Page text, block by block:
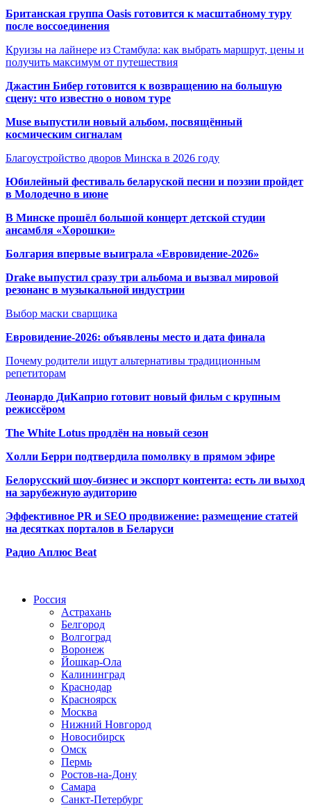
Британская группа Oasis готовится к масштабному туру
после воссоединения
Круизы на лайнере из Стамбула: как выбрать маршрут, цены и
получить максимум от путешествия
Джастин Бибер готовится к возвращению на большую
сцену: что известно о новом туре
Muse выпустили новый альбом, посвящённый
космическим сигналам
Благоустройство дворов Минска в 2026 году
Юбилейный фестиваль беларуской песни и поэзии пройдет
в Молодечно в июне
В Минске прошёл большой концерт детской студии
ансамбля «Хорошки»
Болгария впервые выиграла «Евровидение-2026»
Drake выпустил сразу три альбома и вызвал мировой
резонанс в музыкальной индустрии
Выбор маски сварщика
Евровидение-2026: объявлены место и дата финала
Почему родители ищут альтернативы традиционным
репетиторам
Леонардо ДиКаприо готовит новый фильм с крупным
режиссёром
The White Lotus продлён на новый сезон
Холли Берри подтвердила помолвку в прямом эфире
Белорусский шоу-бизнес и экспорт контента: есть ли выход
на зарубежную аудиторию
Эффективное PR и SEO продвижение: размещение статей
на десятках порталов в Беларуси
Радио Аплюс Beat
Россия
Астрахань
Белгород
Волгоград
Воронеж
Йошкар-Ола
Калининград
Краснодар
Красноярск
Москва
Нижний Новгород
Новосибирск
Омск
Пермь
Ростов-на-Дону
Самара
Санкт-Петербург